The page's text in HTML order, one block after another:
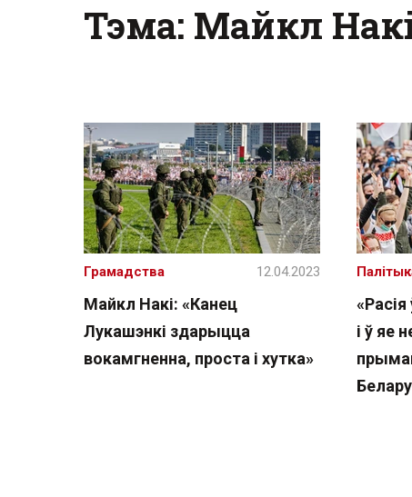
Тэма: Майкл
Майкл Накі: «Канец
Лукашэнкі здарыцца
вокамгненна, проста і хутка»
Грамадства 12.04.2023
і ў яе